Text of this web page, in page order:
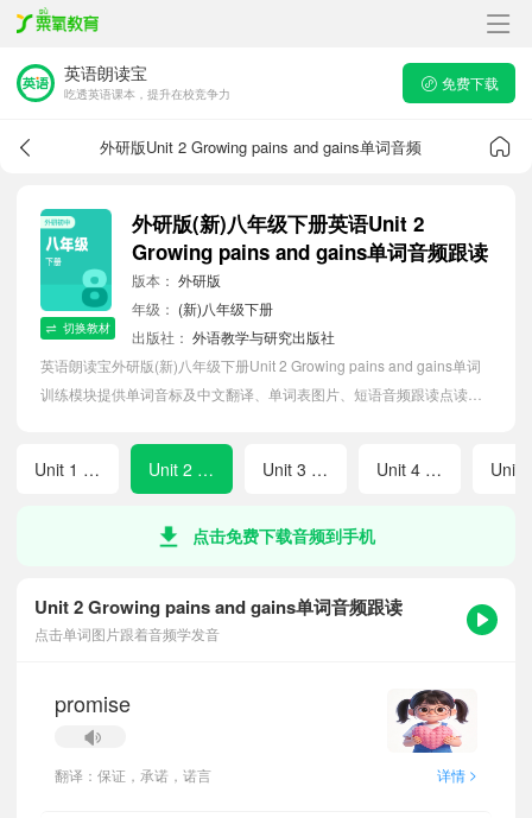
英语朗读宝
吃透英语课本，提升在校竞争力
免费下载
外研版Unit 2 Growing pains and gains单词音频
切换教材
外研版(新)八年级下册英语Unit 2
Growing pains and gains单词音频跟读
版本： 外研版
年级： (新)八年级下册
出版社： 外语教学与研究出版社
英语朗读宝外研版(新)八年级下册Unit 2 Growing pains and gains单词
训练模块提供单词音标及中文翻译、单词表图片、短语音频跟读点读、
单词发音，提高听写记忆能力。
Unit 1 Career talks Unit 2 Growing pains and gains Unit 3 What makes a great team? Unit 4 Helping out
点击免费下载音频到手机
Unit 2 Growing pains and gains单词音频跟读
点击单词图片跟着音频学发音
promise
翻译：保证，承诺，诺言 详情 >